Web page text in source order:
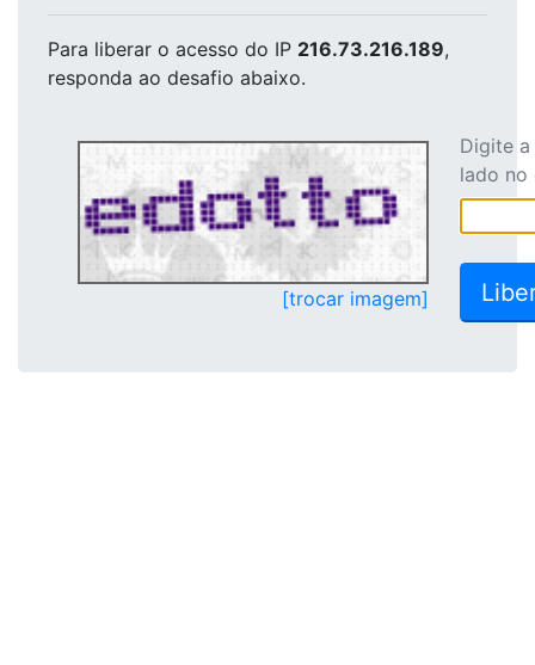
Para liberar o acesso do IP 216.73.216.189,
responda ao desafio abaixo.
[trocar imagem]
Digite
lado no